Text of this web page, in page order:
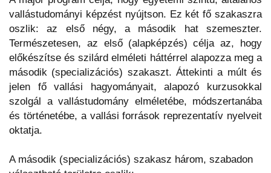
vallástudományi képzést nyújtson. Ez két fő szakaszra
oszlik: az első négy, a második hat szemeszter.
Természetesen, az első (alapképzés) célja az, hogy
előkészítse és szilárd elméleti háttérrel alapozza meg a
második (specializációs) szakaszt. Áttekinti a múlt és
jelen fő vallási hagyományait, alapozó kurzusokkal
szolgál a vallástudomány elméletébe, módszertanába
és történetébe, a vallási források reprezentatív nyelveit
oktatja.
A második (specializációs) szakasz három, szabadon